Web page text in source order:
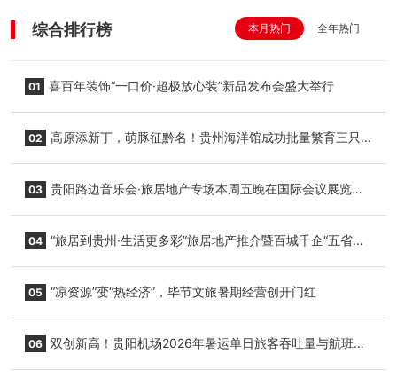
综合排行榜 本月热门 全年热门
01 喜百年装饰“一口价·超极放心装”新品发布会盛大举行
02 高原添新丁，萌豚征黔名！贵州海洋馆成功批量繁育三只
03 贵阳路边音乐会·旅居地产专场本周五晚在国际会议展览中
04 “旅居到贵州·生活更多彩”旅居地产推介暨百城千企“五省
05 “凉资源”变“热经济”，毕节文旅暑期经营创开门红
06 双创新高！贵阳机场2026年暑运单日旅客吞吐量与航班起